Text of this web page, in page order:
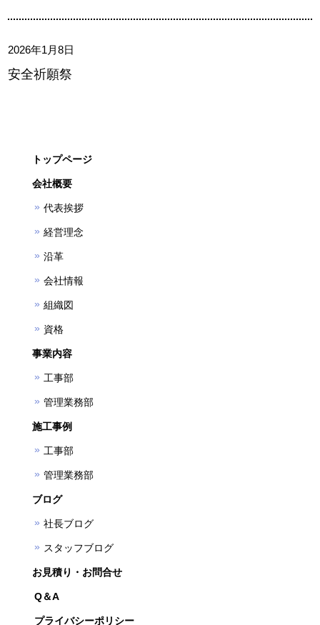
2026年1月8日
安全祈願祭
トップページ
会社概要
代表挨拶
経営理念
沿革
会社情報
組織図
資格
事業内容
工事部
管理業務部
施工事例
工事部
管理業務部
ブログ
社長ブログ
スタッフブログ
お見積り・お問合せ
Q＆A
プライバシーポリシー